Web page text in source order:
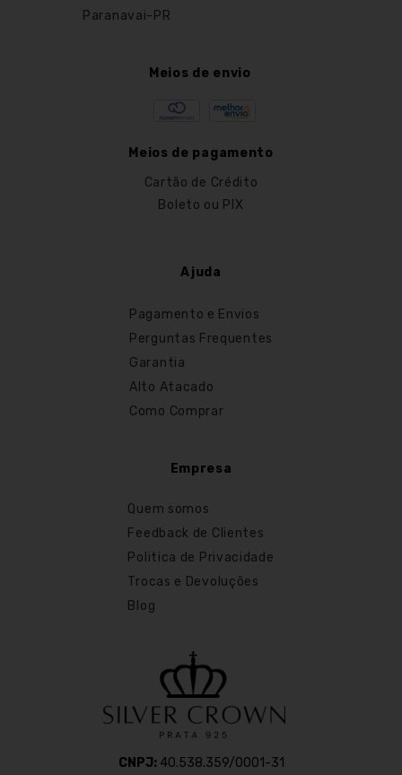
Paranavai-PR
Meios de envio
Meios de pagamento
Cartão de Crédito
Boleto ou PIX
Ajuda
Pagamento e Envios
Perguntas Frequentes
Garantia
Alto Atacado
Como Comprar
Empresa
Quem somos
Feedback de Clientes
Politica de Privacidade
Trocas e Devoluções
Blog
CNPJ: 40.538.359/0001-31